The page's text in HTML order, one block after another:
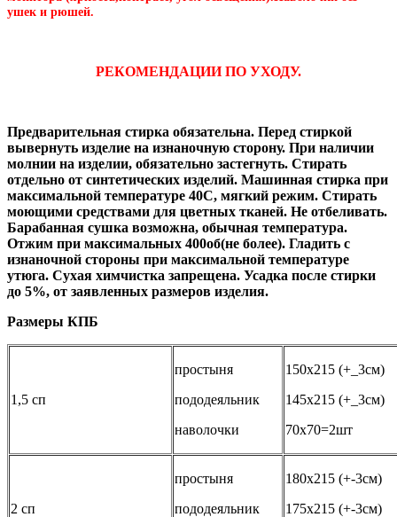
ушек и рюшей.
РЕКОМЕНДАЦИИ ПО УХОДУ.
Предварительная стирка обязательна. Перед стиркой
вывернуть изделие на изнаночную сторону. При наличии
молнии на изделии, обязательно застегнуть. Стирать
отдельно от синтетических изделий. Машинная стирка при
максимальной температуре 40С, мягкий режим. Стирать
моющими средствами для цветных тканей. Не отбеливать.
Барабанная сушка возможна, обычная температура.
Отжим при максимальных 400об(не более). Гладить с
изнаночной стороны при максимальной температуре
утюга. Сухая химчистка запрещена. Усадка после стирки
до 5%, от заявленных размеров изделия.
Размеры КПБ
1,5 сп
простыня
пододеяльник
наволочки
150х215 (+_3см)
145х215 (+_3см)
70х70=2шт
2 сп
простыня
пододеяльник
180х215 (+-3см)
175х215 (+-3см)